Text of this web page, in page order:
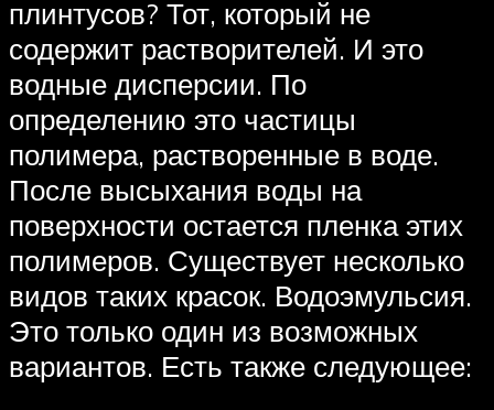
плинтусов? Тот, который не
содержит растворителей. И это
водные дисперсии. По
определению это частицы
полимера, растворенные в воде.
После высыхания воды на
поверхности остается пленка этих
полимеров. Существует несколько
видов таких красок. Водоэмульсия.
Это только один из возможных
вариантов. Есть также следующее: